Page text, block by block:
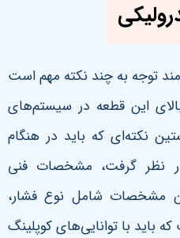
توجه به چند نکته مهم است
این قطعه در سیستم‌های
نکته‌ای که باید در هنگام
نظر گرفت، مشخصات فنی
مشخصات شامل نوع فشار،
با توانایی‌های کوپلینگ